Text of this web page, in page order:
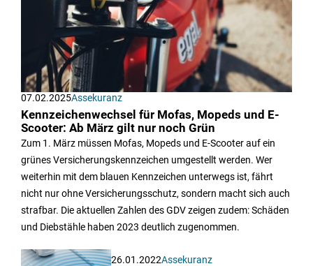
07.02.2025Assekuranz
Kennzeichenwechsel für Mofas, Mopeds und E-
Scooter: Ab März gilt nur noch Grün
Zum 1. März müssen Mofas, Mopeds und E-Scooter auf ein
grünes Versicherungskennzeichen umgestellt werden. Wer
weiterhin mit dem blauen Kennzeichen unterwegs ist, fährt
nicht nur ohne Versicherungsschutz, sondern macht sich auch
strafbar. Die aktuellen Zahlen des GDV zeigen zudem: Schäden
und Diebstähle haben 2023 deutlich zugenommen.
26.01.2022Assekuranz